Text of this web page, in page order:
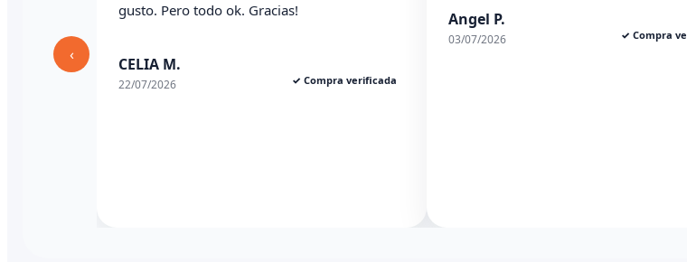
‹
gusto. Pero todo ok. Gracias!
CELIA M.
22/07/2026 ✓ Compra verificada
Angel P.
03/07/2026 ✓ Compra